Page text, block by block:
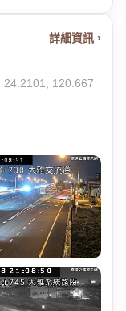
詳細資訊 ›
24.2101, 120.667